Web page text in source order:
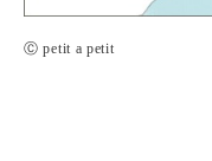
Ⓒ petit a petit